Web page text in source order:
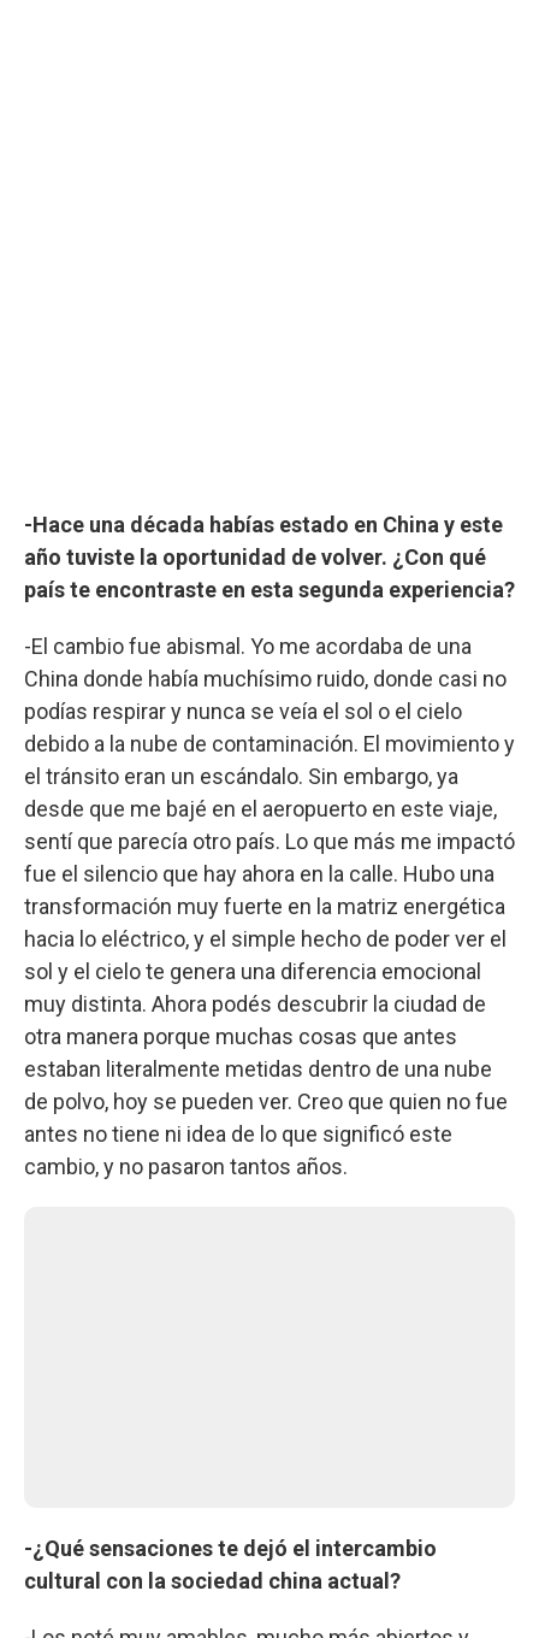
-Hace una década habías estado en China y este
año tuviste la oportunidad de volver. ¿Con qué
país te encontraste en esta segunda experiencia?
-El cambio fue abismal. Yo me acordaba de una
China donde había muchísimo ruido, donde casi no
podías respirar y nunca se veía el sol o el cielo
debido a la nube de contaminación. El movimiento y
el tránsito eran un escándalo. Sin embargo, ya
desde que me bajé en el aeropuerto en este viaje,
sentí que parecía otro país. Lo que más me impactó
fue el silencio que hay ahora en la calle. Hubo una
transformación muy fuerte en la matriz energética
hacia lo eléctrico, y el simple hecho de poder ver el
sol y el cielo te genera una diferencia emocional
muy distinta. Ahora podés descubrir la ciudad de
otra manera porque muchas cosas que antes
estaban literalmente metidas dentro de una nube
de polvo, hoy se pueden ver. Creo que quien no fue
antes no tiene ni idea de lo que significó este
cambio, y no pasaron tantos años.
-¿Qué sensaciones te dejó el intercambio
cultural con la sociedad china actual?